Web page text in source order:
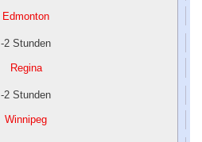
Edmonton
-2 Stunden
Regina
-2 Stunden
Winnipeg